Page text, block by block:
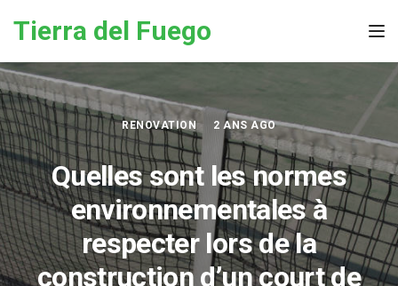
Tierra del Fuego
RENOVATION 2 ANS AGO
Quelles sont les normes
environnementales à
respecter lors de la
construction d’un court de